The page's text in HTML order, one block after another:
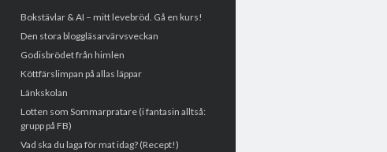
Bokstävlar & AI – mitt levebröd. Gå en kurs!
Den stora bloggläsarvärvsveckan
Godisbrödet från himlen
Köttfärslimpan på allas läppar
Länkskolan
Lotten som Sommarpratare (i fantasin alltså:
grupp på FB)
Vad ska du laga för mat idag? (Recept!)